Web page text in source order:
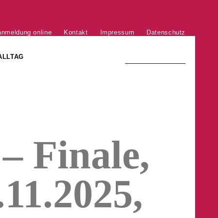
GROSSE SÖHNE UND TÖCHTER
online Kontakt Impressum Datenschutz
Finale,